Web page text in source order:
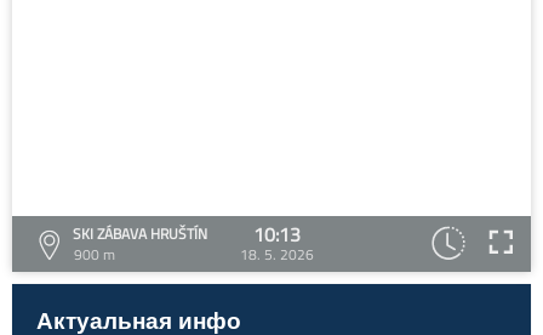
SKI ZÁBAVA HRUŠTÍN
900 m
10:13
18. 5. 2026
Актуальная инфо